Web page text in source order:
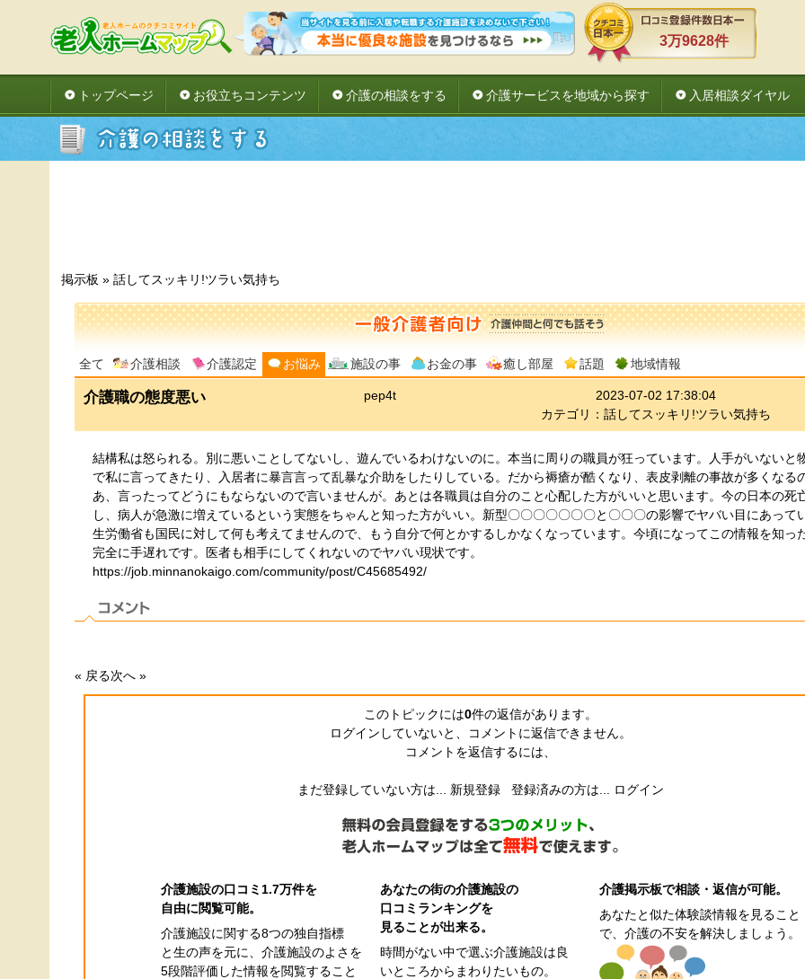
3万9628件
トップページ
お役立ちコンテンツ 介護の相談をする 介護サービスを地域から探す 入居相談ダイヤル
掲示板 » 話してスッキリ!ツラい気持ち
全て 介護相談 介護認定 お悩み 施設の事 お金の事 癒し部屋 話題 地域情報
介護職の態度悪い pep4t
2023-07-02 17:38:04
カテゴリ：話してスッキリ!ツラい気持ち
結構私は怒られる。別に悪いことしてないし、遊んでいるわけないのに。本当に周りの職員が狂っています。人手がいないと
で私に言ってきたり、入居者に暴言言って乱暴な介助をしたりしている。だから褥瘡が酷くなり、表皮剥離の事故が多くなる
あ、言ったってどうにもならないので言いませんが。あとは各職員は自分のこと心配した方がいいと思います。今の日本の死
し、病人が急激に増えているという実態をちゃんと知った方がいい。新型〇〇〇〇〇〇〇と〇〇〇の影響でヤバい目にあって
生労働省も国民に対して何も考えてませんので、もう自分で何とかするしかなくなっています。今頃になってこの情報を知っ
完全に手遅れです。医者も相手にしてくれないのでヤバい現状です。
https://job.minnanokaigo.com/community/post/C45685492/
« 戻る次へ »
このトピックには0件の返信があります。
ログインしていないと、コメントに返信できません。
コメントを返信するには、
まだ登録していない方は... 新規登録登録済みの方は... ログイン
介護施設の口コミ1.7万件を
自由に閲覧可能。
介護施設に関する8つの独自指標
と生の声を元に、介護施設のよさを
5段階評価した情報を閲覧すること
あなたの街の介護施設の
口コミランキングを
見ることが出来る。
時間がない中で選ぶ介護施設は良
いところからまわりたいもの。
介護掲示板で相談・返信が可能。
あなたと似た体験談情報を見ること
で、介護の不安を解決しましょう。